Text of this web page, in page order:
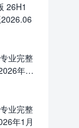
26H1
业完整
年1
年1月